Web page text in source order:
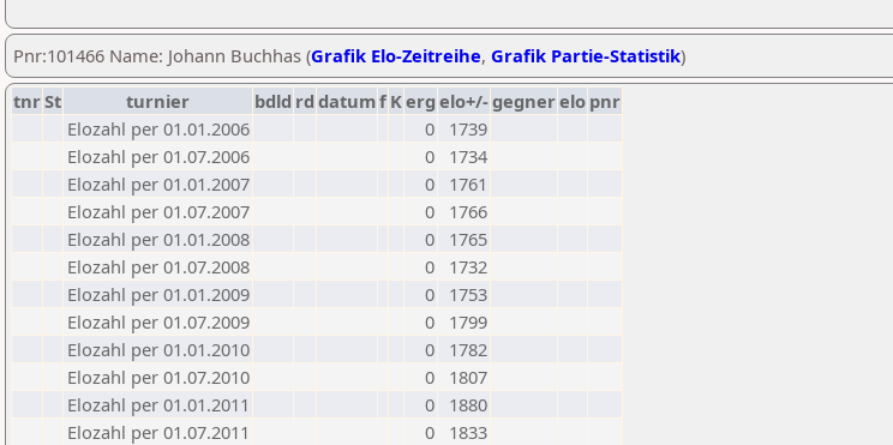
Pnr:101466 Name: Johann Buchhas (Grafik Elo-Zeitreihe, Grafik Partie-Statistik)
tnrSt turnier bdld rd datumf Kerg elo+/-gegnerelo pnr
Elozahl per 01.01.2006
0
1739
Elozahl per 01.07.2006
0
1734
Elozahl per 01.01.2007
0
1761
Elozahl per 01.07.2007
0
1766
Elozahl per 01.01.2008
0
1765
Elozahl per 01.07.2008
0
1732
Elozahl per 01.01.2009
0
1753
Elozahl per 01.07.2009
0
1799
Elozahl per 01.01.2010
0
1782
Elozahl per 01.07.2010
0
1807
Elozahl per 01.01.2011
0
1880
Elozahl per 01.07.2011
0
1833